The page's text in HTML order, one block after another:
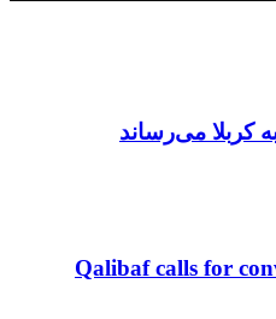
کربلا می‌رساند
Qalibaf calls for